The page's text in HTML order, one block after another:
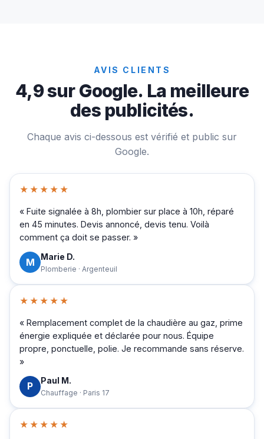
AVIS CLIENTS
4,9 sur Google. La meilleure
des publicités.
Chaque avis ci-dessous est vérifié et public sur
Google.
★★★★★
« Fuite signalée à 8h, plombier sur place à 10h, réparé
en 45 minutes. Devis annoncé, devis tenu. Voilà
comment ça doit se passer. »
M Marie D.
Plomberie · Argenteuil
★★★★★
« Remplacement complet de la chaudière au gaz, prime
énergie expliquée et déclarée pour nous. Équipe
propre, ponctuelle, polie. Je recommande sans réserve.
»
P Paul M.
Chauffage · Paris 17
★★★★★